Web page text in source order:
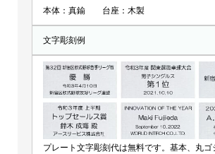
本体：真鍮 台座：木製
文字彫刻例
プレート文字彫刻代は無料です。基本、丸ゴ